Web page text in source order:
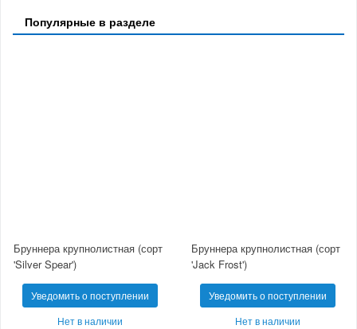
Популярные в разделе
Бруннера крупнолистная (сорт
'Silver Spear')
Уведомить о поступлении
Нет в наличии
Бруннера крупнолистная (сорт
'Jack Frost')
Уведомить о поступлении
Нет в наличии